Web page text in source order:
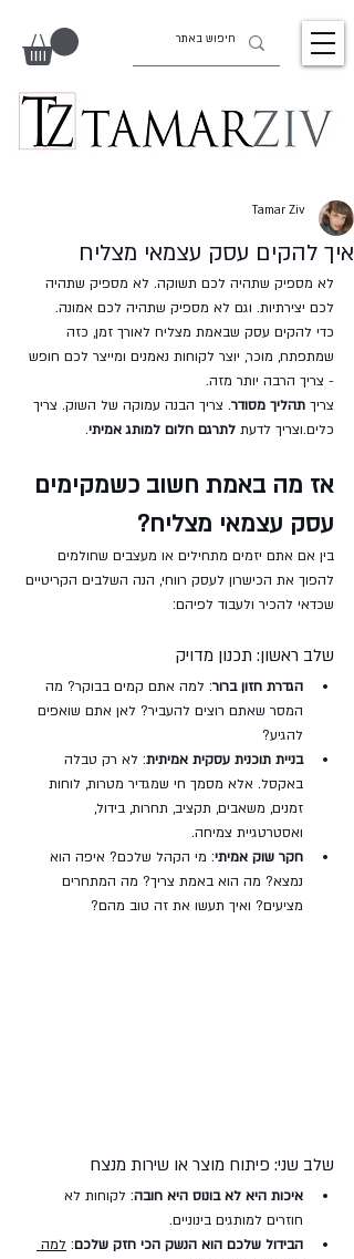
איך להקים עסק עצמאי מצליח
Tamar Ziv
לא מספיק שתהיה לכם תשוקה. לא מספיק שתהיה
לכם יצירתיות. וגם לא מספיק שתהיה לכם אמונה.
כדי להקים עסק שבאמת מצליח לאורך זמן, כזה
שמתפתח, מוכר, יוצר לקוחות נאמנים ומייצר לכם חופש
- צריך הרבה יותר מזה.
צריך תהליך מסודר. צריך הבנה עמוקה של השוק. צריך
כלים.וצריך לדעת לתרגם חלום למותג אמיתי.
אז מה באמת חשוב כשמקימים
עסק עצמאי מצליח?
בין אם אתם יזמים מתחילים או מעצבים שחולמים
להפוך את הכישרון לעסק רווחי, הנה השלבים הקריטיים
שכדאי להכיר ולעבוד לפיהם:
שלב ראשון: תכנון מדויק
הגדרת חזון ברור: למה אתם קמים בבוקר? מה
המסר שאתם רוצים להעביר? לאן אתם שואפים
להגיע?
בניית תוכנית עסקית אמיתית: לא רק טבלה
באקסל. אלא מסמך חי שמגדיר מטרות, לוחות
זמנים, משאבים, תקציב, תחרות, בידול,
ואסטרטגיית צמיחה.
חקר שוק אמיתי: מי הקהל שלכם? איפה הוא
נמצא? מה הוא באמת צריך? מה המתחרים
מציעים? ואיך תעשו את זה טוב מהם?
שלב שני: פיתוח מוצר או שירות מנצח
איכות היא לא בונוס היא חובה: לקוחות לא
חוזרים למותגים בינוניים.
הבידול שלכם הוא הנשק הכי חזק שלכם: למה